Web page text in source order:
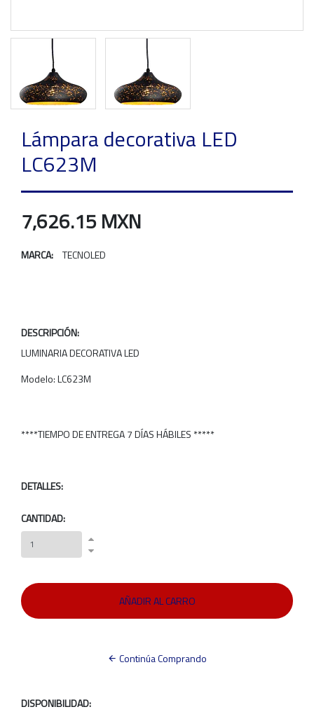
Lámpara decorativa LED
LC623M
7,626.15 MXN
MARCA: TECNOLED
DESCRIPCIÓN:
LUMINARIA DECORATIVA LED
Modelo: LC623M
****TIEMPO DE ENTREGA 7 DÍAS HÁBILES *****
DETALLES:
CANTIDAD:
Continúa Comprando
DISPONIBILIDAD: